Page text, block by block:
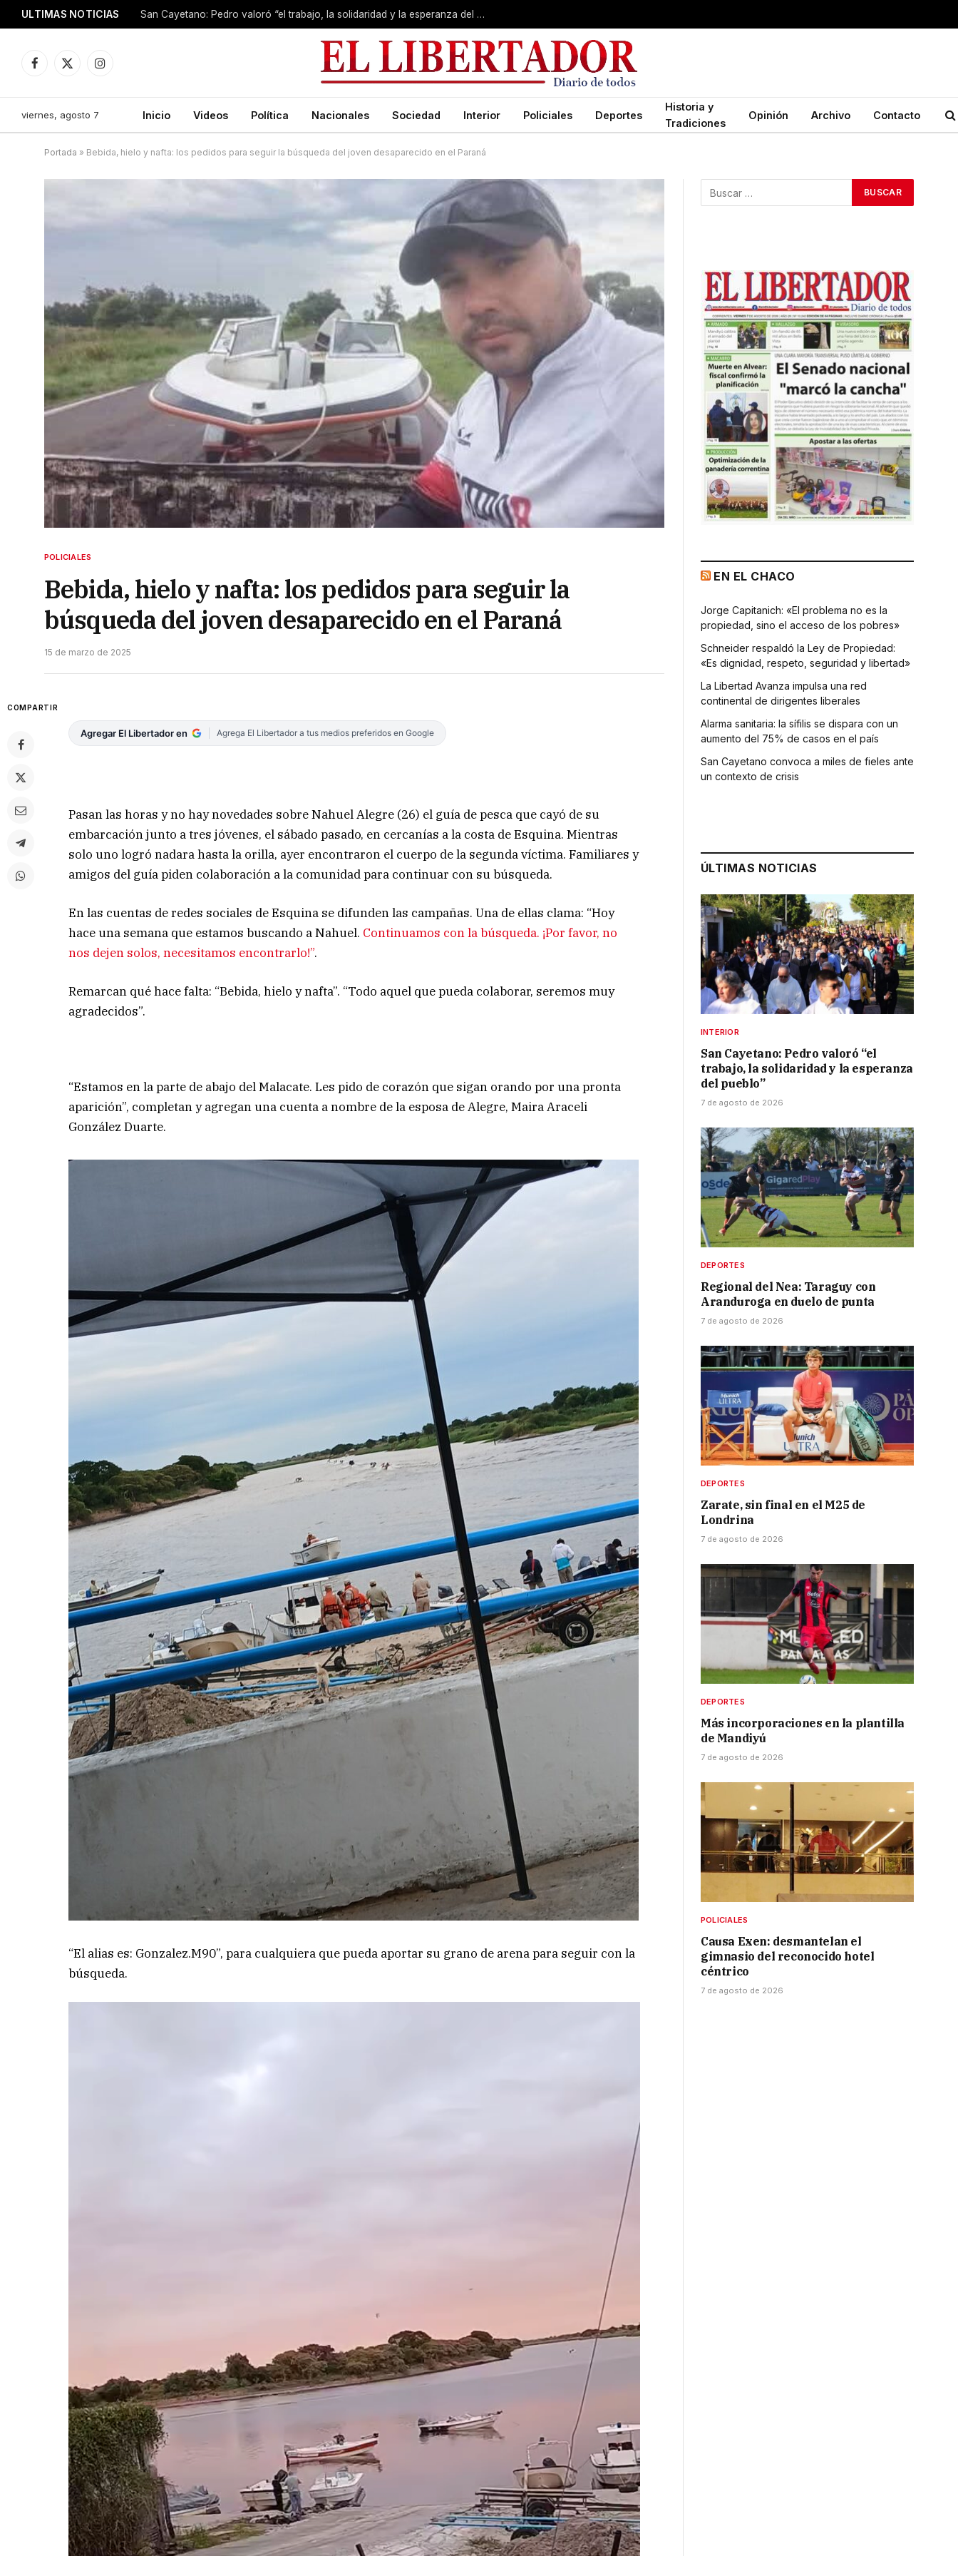
ULTIMAS NOTICIAS San Cayetano: Pedro valoró “el trabajo, la solidaridad y la esperanza del pueblo”
Facebook
X
Instagram
viernes, agosto 7 Inicio Videos Política Nacionales Sociedad Interior Policiales Deportes
Historia y
Tradiciones
Opinión Archivo Contacto
Portada » Bebida, hielo y nafta: los pedidos para seguir la búsqueda del joven desaparecido en el Paraná
POLICIALES
Bebida, hielo y nafta: los pedidos para seguir la
búsqueda del joven desaparecido en el Paraná
15 de marzo de 2025
COMPARTIR
Agregar El Libertador en Agrega El Libertador a tus medios preferidos en Google
Pasan las horas y no hay novedades sobre Nahuel Alegre (26) el guía de pesca que cayó de su
embarcación junto a tres jóvenes, el sábado pasado, en cercanías a la costa de Esquina. Mientras
solo uno logró nadara hasta la orilla, ayer encontraron el cuerpo de la segunda víctima. Familiares y
amigos del guía piden colaboración a la comunidad para continuar con su búsqueda.
En las cuentas de redes sociales de Esquina se difunden las campañas. Una de ellas clama: “Hoy
hace una semana que estamos buscando a Nahuel. Continuamos con la búsqueda. ¡Por favor, no
nos dejen solos, necesitamos encontrarlo!”.
Remarcan qué hace falta: “Bebida, hielo y nafta”. “Todo aquel que pueda colaborar, seremos muy
agradecidos”.
“Estamos en la parte de abajo del Malacate. Les pido de corazón que sigan orando por una pronta
aparición”, completan y agregan una cuenta a nombre de la esposa de Alegre, Maira Araceli
González Duarte.
“El alias es: Gonzalez.M90”, para cualquiera que pueda aportar su grano de arena para seguir con la
búsqueda.
EN EL CHACO
Jorge Capitanich: «El problema no es la
propiedad, sino el acceso de los pobres»
Schneider respaldó la Ley de Propiedad:
«Es dignidad, respeto, seguridad y libertad»
La Libertad Avanza impulsa una red
continental de dirigentes liberales
Alarma sanitaria: la sífilis se dispara con un
aumento del 75% de casos en el país
San Cayetano convoca a miles de fieles ante
un contexto de crisis
ÚLTIMAS NOTICIAS
INTERIOR
San Cayetano: Pedro valoró “el
trabajo, la solidaridad y la esperanza
del pueblo”
7 de agosto de 2026
DEPORTES
Regional del Nea: Taraguy con
Aranduroga en duelo de punta
7 de agosto de 2026
DEPORTES
Zarate, sin final en el M25 de
Londrina
7 de agosto de 2026
DEPORTES
Más incorporaciones en la plantilla
de Mandiyú
7 de agosto de 2026
POLICIALES
Causa Exen: desmantelan el
gimnasio del reconocido hotel
céntrico
7 de agosto de 2026